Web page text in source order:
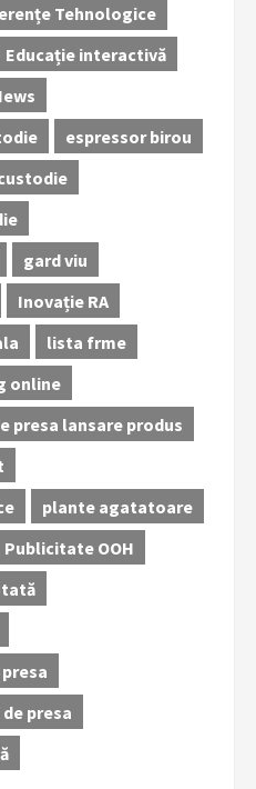
Tehnologice
Educație interactivă
espressor birou
gard viu
Inovație RA
lista frme
online
presa lansare produs
plante agatatoare
Publicitate OOH
presa